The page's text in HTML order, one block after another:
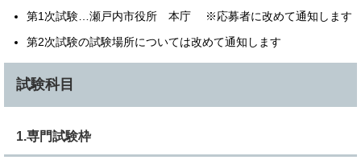
第1次試験…瀬戸内市役所 本庁 ※応募者に改めて通知します
第2次試験の試験場所については改めて通知します
試験科目
1.専門試験枠